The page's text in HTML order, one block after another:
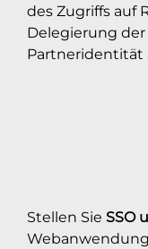
des Zugriffs auf
Delegierung
Partneridentität
Stellen Sie SSO